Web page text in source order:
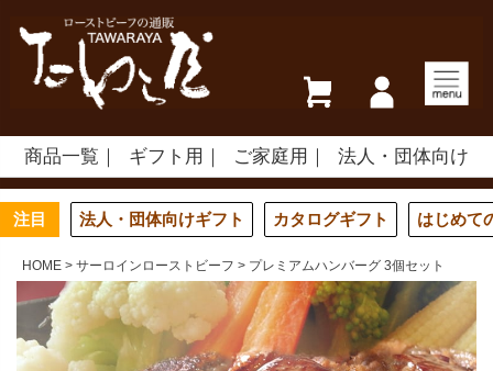
商品一覧 ギフト用 ご家庭用 法人・団体向け
注目 法人・団体向けギフト カタログギフト はじめて
HOME サーロインローストビーフ プレミアムハンバーグ 3個セット